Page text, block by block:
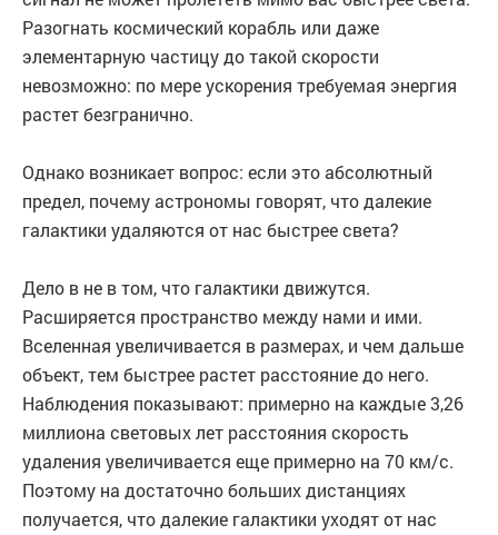
Разогнать космический корабль или даже
элементарную частицу до такой скорости
невозможно: по мере ускорения требуемая энергия
растет безгранично.
Однако возникает вопрос: если это абсолютный
предел, почему астрономы говорят, что далекие
галактики удаляются от нас быстрее света?
Дело в не в том, что галактики движутся.
Расширяется пространство между нами и ими.
Вселенная увеличивается в размерах, и чем дальше
объект, тем быстрее растет расстояние до него.
Наблюдения показывают: примерно на каждые 3,26
миллиона световых лет расстояния скорость
удаления увеличивается еще примерно на 70 км/с.
Поэтому на достаточно больших дистанциях
получается, что далекие галактики уходят от нас